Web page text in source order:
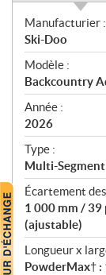
S
p
é
c
i
f
i
c
a
t
i
o
n
s
Manufacturier :
Ski-Doo
Modèle :
Backcountry
Année :
2026
Type :
Multi-Segment
Écartement
1 000 mm / 39
(ajustable)
Longueur x
PowderMax† :